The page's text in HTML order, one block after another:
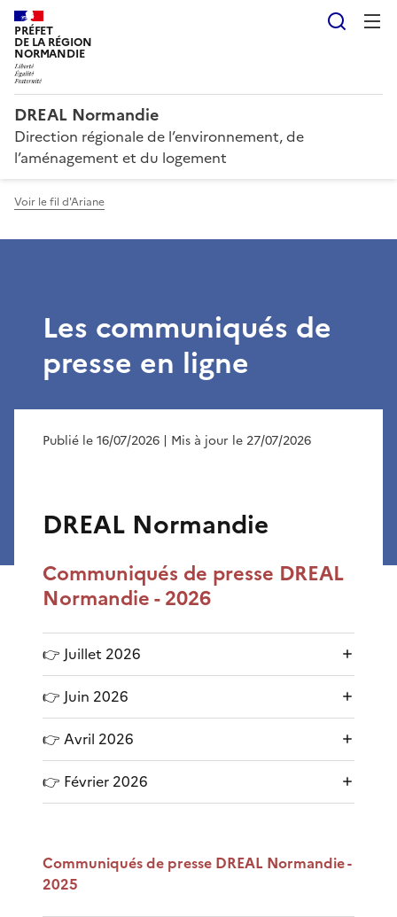
PRÉFET
DE LA RÉGION
NORMANDIE
DREAL Normandie
Direction régionale de l’environnement, de
l’aménagement et du logement
Voir le fil d'Ariane
Les communiqués de
presse en ligne
Publié le 16/07/2026 | Mis à jour le 27/07/2026
DREAL Normandie
Communiqués de presse DREAL
Normandie - 2026
👉 Juillet 2026
👉 Juin 2026
👉 Avril 2026
👉 Février 2026
Communiqués de presse DREAL Normandie -
2025